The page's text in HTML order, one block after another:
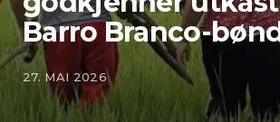
Barro Branco-
27. MAI 2026